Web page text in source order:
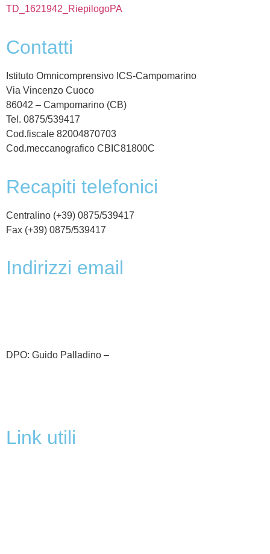
TD_1621942_RiepilogoPA
contatti
Istituto Omnicomprensivo ICS-Campomarino
Via Vincenzo Cuoco
86042 – Campomarino (CB)
Tel. 0875/539417
Cod.fiscale 82004870703
Cod.meccanografico CBIC81800C
recapiti telefonici
Centralino (+39) 0875/539417
Fax (+39) 0875/539417
indirizzi email
DPO: Guido Palladino –
link utili